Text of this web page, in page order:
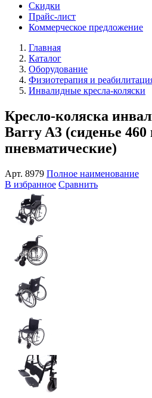
Скидки
Прайс-лист
Коммерческое предложение
Главная
Каталог
Оборудование
Физиотерапия и
Инвалидные кресла-коляски
Кресло-коляска
Barry A3 (сиденье 460
пневматические)
Арт. 8979 Полное наименование
В избранное Сравнить